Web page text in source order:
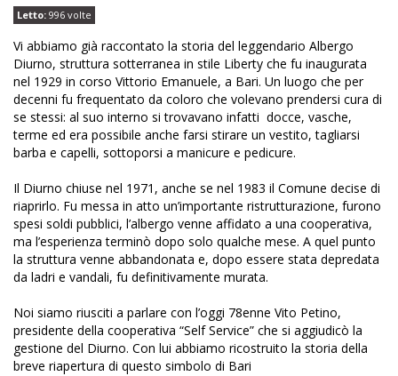
Letto: 996 volte
Vi abbiamo già raccontato la storia del leggendario Albergo
Diurno, struttura sotterranea in stile Liberty che fu inaugurata
nel 1929 in corso Vittorio Emanuele, a Bari. Un luogo che per
decenni fu frequentato da coloro che volevano prendersi cura di
se stessi: al suo interno si trovavano infatti docce, vasche,
terme ed era possibile anche farsi stirare un vestito, tagliarsi
barba e capelli, sottoporsi a manicure e pedicure.
Il Diurno chiuse nel 1971, anche se nel 1983 il Comune decise di
riaprirlo. Fu messa in atto un’importante ristrutturazione, furono
spesi soldi pubblici, l’albergo venne affidato a una cooperativa,
ma l’esperienza terminò dopo solo qualche mese. A quel punto
la struttura venne abbandonata e, dopo essere stata depredata
da ladri e vandali, fu definitivamente murata.
Noi siamo riusciti a parlare con l’oggi 78enne Vito Petino,
presidente della cooperativa “Self Service” che si aggiudicò la
gestione del Diurno. Con lui abbiamo ricostruito la storia della
breve riapertura di questo simbolo di Bari